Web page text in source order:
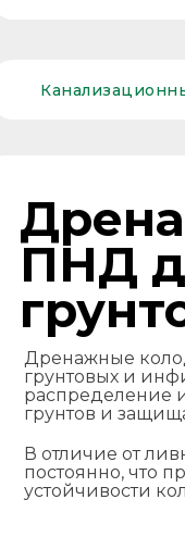
ПНД
Дренажные
грунтовых и
распределение
грунтов и
В отличие от
постоянно, что
устойчивости